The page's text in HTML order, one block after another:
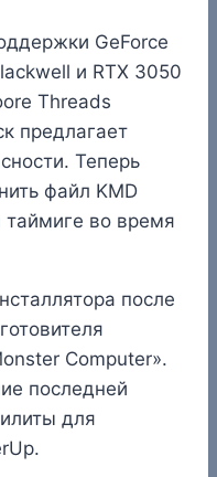
GeForce
и RTX 3050
Threads
предлагает
Теперь
файл KMD
во время
после
Computer».
последней
для